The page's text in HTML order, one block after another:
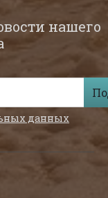
нашего
данных